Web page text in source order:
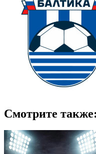
Смотрите также: